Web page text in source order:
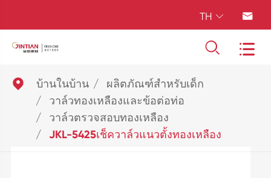
TH  
 
 บ้านในบ้าน
ผลิตภัณฑ์สำหรับเด็ก
วาล์วทองเหลืองและข้อต่อท่อ
วาล์วตรวจสอบทองเหลือง
JKL-5425เช็ควาล์วแนวตั้งทองเหลือง